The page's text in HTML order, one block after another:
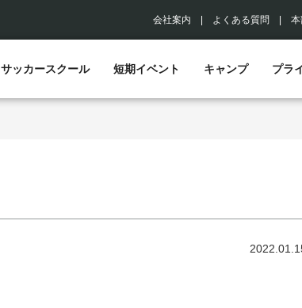
会社案内 よくある質問
サッカースクール 短期イベント キャンプ プラ